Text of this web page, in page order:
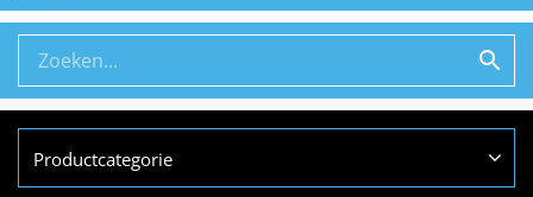
Productcategorie